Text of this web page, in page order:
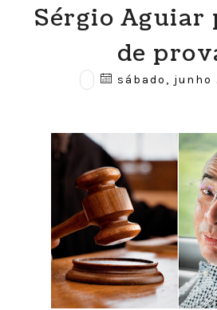
Sérgio
de
sábado, junho